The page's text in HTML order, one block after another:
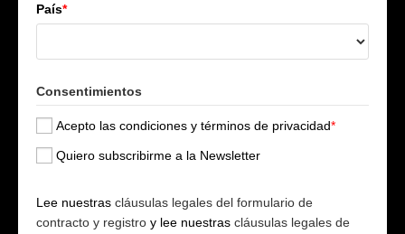
País*
Consentimientos
Acepto las condiciones y términos de privacidad*
Quiero subscribirme a la Newsletter
Lee nuestras cláusulas legales del formulario de
contracto y registro y lee nuestras cláusulas legales de